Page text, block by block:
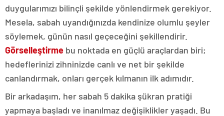
duygularımızı bilinçli şekilde yönlendirmek gerekiyor.
Mesela, sabah uyandığınızda kendinize olumlu şeyler
söylemek, günün nasıl geçeceğini şekillendirir.
Görselleştirme bu noktada en güçlü araçlardan biri;
hedeflerinizi zihninizde canlı ve net bir şekilde
canlandırmak, onları gerçek kılmanın ilk adımıdır.
Bir arkadaşım, her sabah 5 dakika şükran pratiği
yapmaya başladı ve inanılmaz değişiklikler yaşadı. Bu